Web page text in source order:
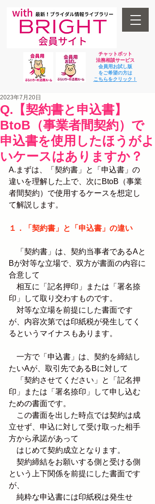
チャットボット
法務相談サービス
会員用お試し版
をご希望の方は
​こちらをクリック！
Q.【契約書と申込書】
BtoB（事業者間契約）で
申込書を使用したほうがよ
いケースはありますか？
2023年7月20日
A.まずは、「契約書」と「申込書」の
違いを理解した上で、次にBtoB（事業
者間契約）で使用するケースを想定し
て解説します。
１．「契約書」と「申込書」の違い
「契約書」は、契約当事者であるAと
Bが対等な立場で、双方が書面の内容に
合意して
相互に「記名押印」または「署名捺
印」して取り交わすものです。
対等な立場を前提にした書面です
が、内容次第では印紙税が発生してく
るというマイナスもあります。
一方で「申込書」は、契約を締結し
たいAが、取引先であるBに対して
「契約させてください」と「記名押
印」または「署名捺印」して申し込む
ための書面です。
この書面を出した時点では契約は成
立せず、申込に対して受け取った相手
方から承諾があって
はじめて契約成立となります。
契約締結をお願いする側と受ける側
という上下関係を前提にした書面です
が、
純粋な申込書には印紙税は発生せ